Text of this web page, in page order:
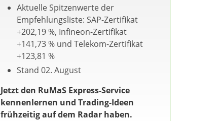
Aktuelle Spitzenwerte der
Empfehlungsliste: SAP-Zertifikat
+202,19 %, Infineon-Zertifikat
+141,73 % und Telekom-Zertifikat
+123,81 %
Stand 02. August
Jetzt den RuMaS Express-Service
kennenlernen und Trading-Ideen
frühzeitig auf dem Radar haben.